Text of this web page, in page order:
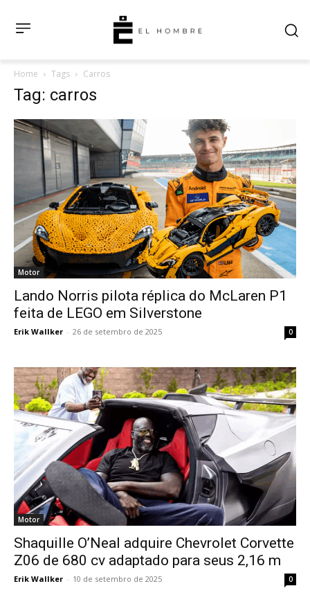
Home Tags Carros
Tag: carros
Motor
Lando Norris pilota réplica do McLaren P1
feita de LEGO em Silverstone
Erik Wallker - 26 de setembro de 2025 0
Motor
Shaquille O’Neal adquire Chevrolet Corvette
Z06 de 680 cv adaptado para seus 2,16 m
Erik Wallker - 10 de setembro de 2025 0